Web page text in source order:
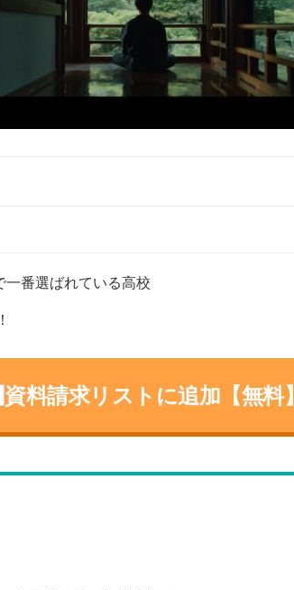
番選ばれている高校
資料請求リストに追加【無料】